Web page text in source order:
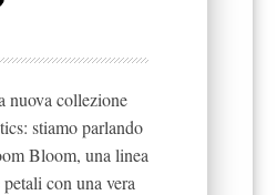
nuova collezione
stiamo parlando
Bloom, una linea
con una vera